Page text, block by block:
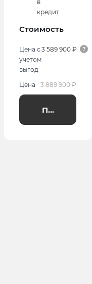
кредит
Стоимость
Цена с
учетом
выгод
3 589 900 ₽
Цена 3 889 900 ₽
Получить